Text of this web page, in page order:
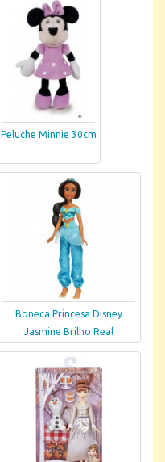
Peluche Minnie 30cm
Boneca Princesa Disney
Jasmine Brilho Real